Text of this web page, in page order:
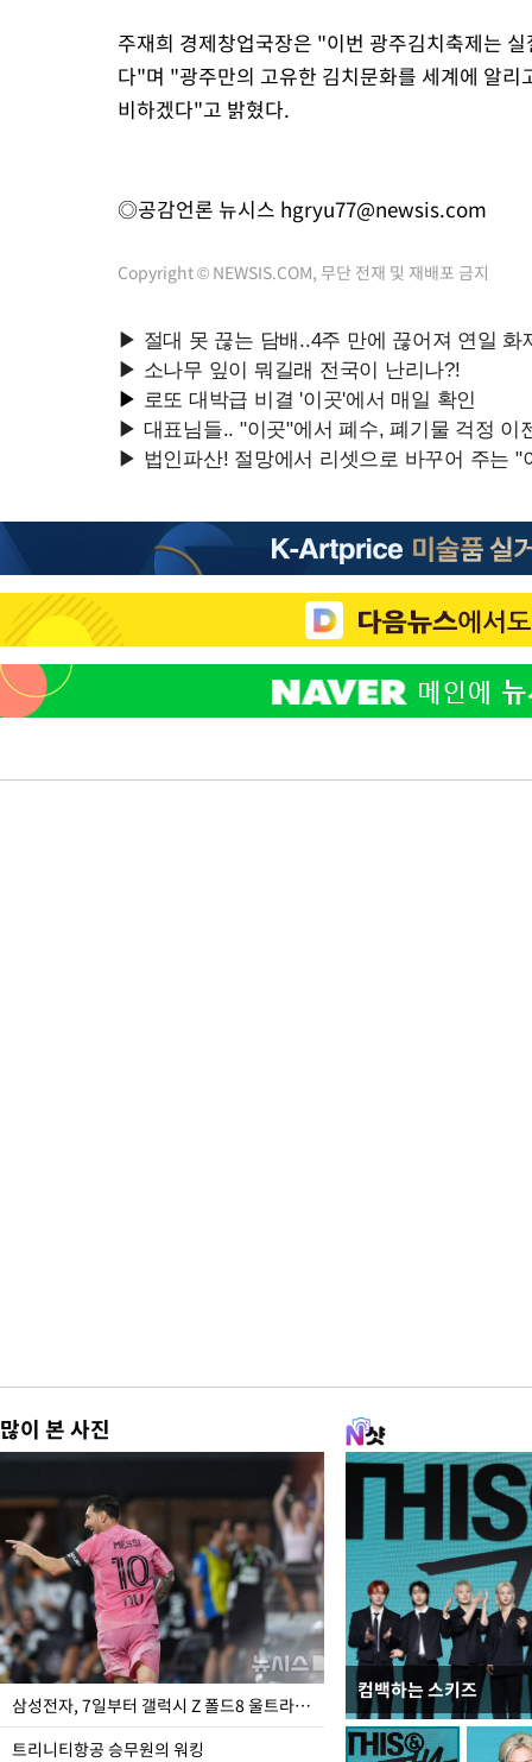
주재희 경제창업국장은 "이번 광주김치축제는
다"며 "광주만의 고유한 김치문화를 세계에 알
비하겠다"고 밝혔다.
◎공감언론 뉴시스 hgryu77@newsis.com
Copyright © NEWSIS.COM, 무단 전재 및 재배포 금지
많이 본 사진
삼성전자, 7일부터 갤럭시 Z 폴드8 울트라·폴드8·플립8 출시
트리니티항공 승무원의 워킹
컴백하는 스키즈
입추 하루 앞둔 전남
폭염